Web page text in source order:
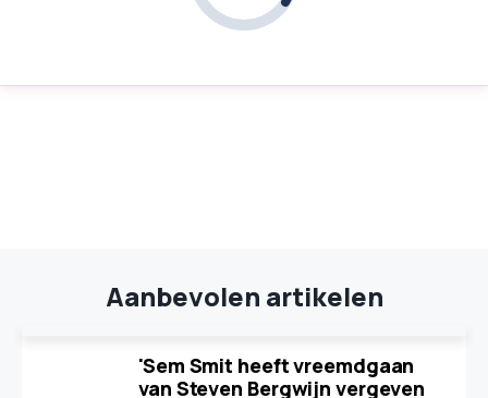
Aanbevolen artikelen
'Sem Smit heeft vreemdgaan
van Steven Bergwijn vergeven